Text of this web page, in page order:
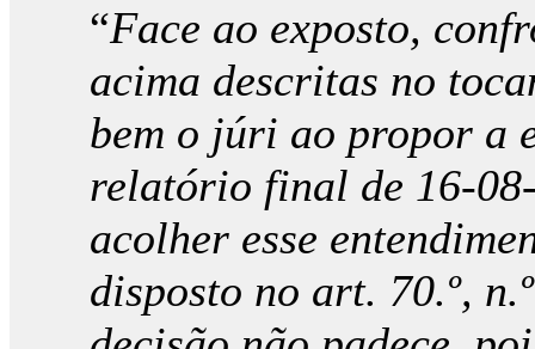
“Face ao exposto,
acima descritas no
bem o júri ao propor a
relatório final de 16-
acolher esse
disposto no art. 70.º,